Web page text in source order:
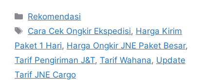
Categories
Rekomendasi
Tags
Cara Cek Ongkir Ekspedisi, Harga Kirim
Paket 1 Hari, Harga Ongkir JNE Paket Besar,
Tarif Pengiriman J&T, Tarif Wahana, Update
Tarif JNE Cargo